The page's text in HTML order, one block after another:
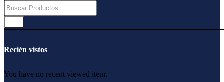
Recién vistos
You have no recent viewed item.